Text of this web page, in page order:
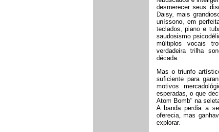
desmerecer seus
Daisy, mais
uníssono, em
teclados, piano e
saudosismo
múltiplos vocais
verdadeira trilha
década.
Mas o triunfo
suficiente para
motivos
esperadas, o que
Atom Bomb" na
A banda perdia a
oferecia, mas
explorar.